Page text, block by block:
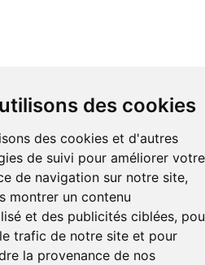
des cookies
des cookies et d'autres
de suivi pour améliorer votre
de navigation sur notre site,
montrer un contenu
et des publicités ciblées,
trafic de notre site et pour
la provenance de nos